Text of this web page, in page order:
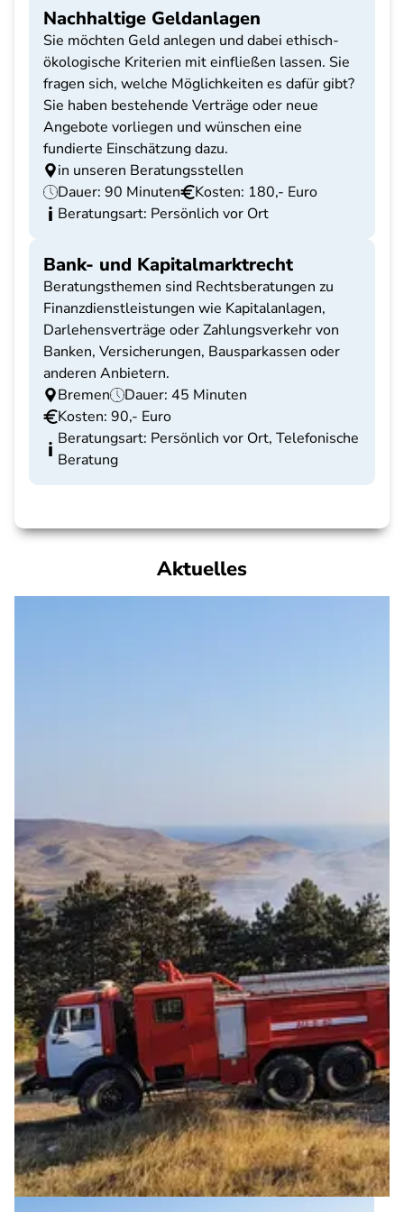
Nachhaltige Geldanlagen
Sie möchten Geld anlegen und dabei ethisch-
ökologische Kriterien mit einfließen lassen. Sie
fragen sich, welche Möglichkeiten es dafür gibt?
Sie haben bestehende Verträge oder neue
Angebote vorliegen und wünschen eine
fundierte Einschätzung dazu.
in unseren Beratungsstellen
Dauer: 90 Minuten
Kosten: 180,- Euro
Beratungsart: Persönlich vor Ort
Bank- und Kapitalmarktrecht
Beratungsthemen sind Rechtsberatungen zu
Finanzdienstleistungen wie Kapitalanlagen,
Darlehensverträge oder Zahlungsverkehr von
Banken, Versicherungen, Bausparkassen oder
anderen Anbietern.
Bremen
Dauer: 45 Minuten
Kosten: 90,- Euro
Beratungsart: Persönlich vor Ort, Telefonische
Beratung
Aktuelles